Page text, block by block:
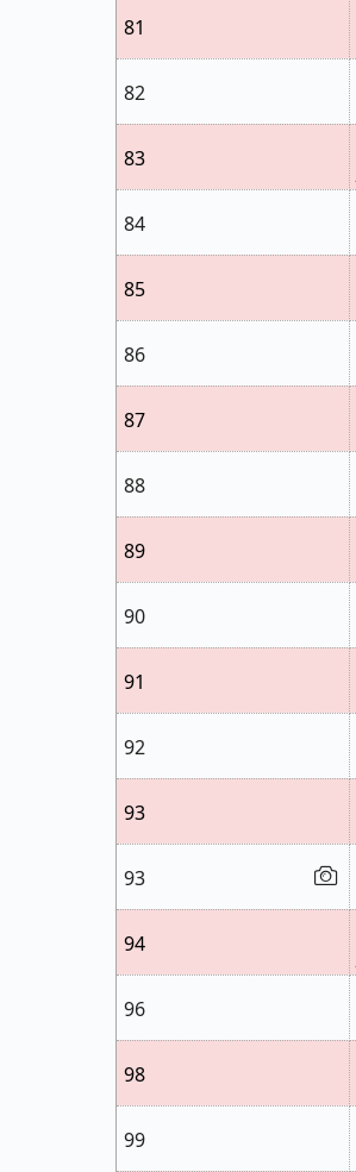
81
82
83
84
85
86
87
88
89
90
91
92
93
93
94
96
98
99